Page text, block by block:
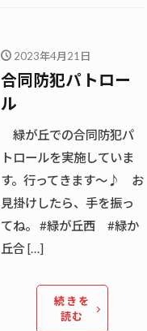
2023年4月21日
合同防犯パトロー
ル
緑が丘での合同防犯パ
トロールを実施していま
す。行ってきます～♪ お
見掛けしたら、手を振っ
てね。 #緑が丘西 #緑か
丘合 […]
続きを
読む